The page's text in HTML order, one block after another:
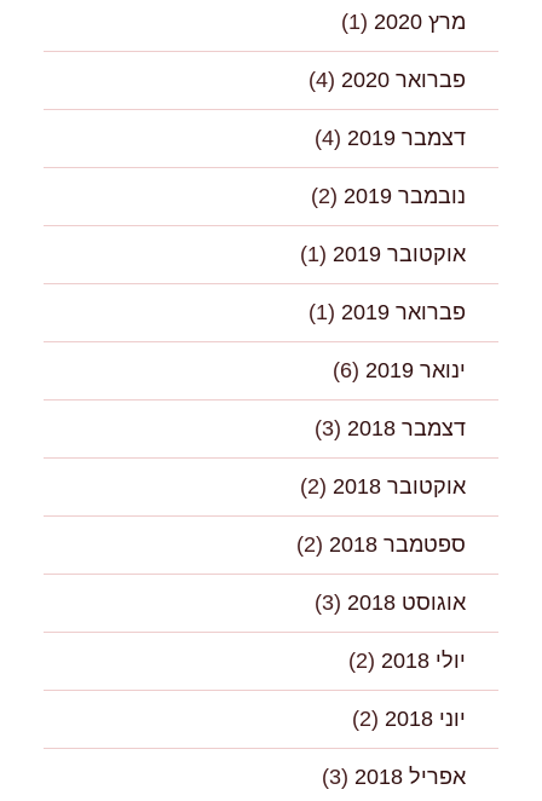
מרץ 2020 (1)
פברואר 2020 (4)
דצמבר 2019 (4)
נובמבר 2019 (2)
אוקטובר 2019 (1)
פברואר 2019 (1)
ינואר 2019 (6)
דצמבר 2018 (3)
אוקטובר 2018 (2)
ספטמבר 2018 (2)
אוגוסט 2018 (3)
יולי 2018 (2)
יוני 2018 (2)
אפריל 2018 (3)